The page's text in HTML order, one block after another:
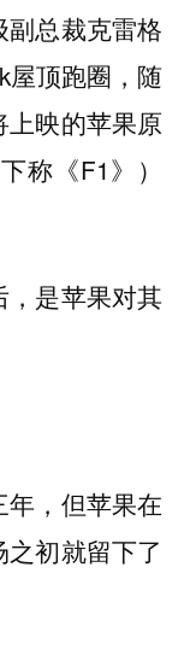
总裁克雷格
屋顶跑圈，随
上映的苹果原
称《F1》）
是苹果对其
，但苹果在
初就留下了